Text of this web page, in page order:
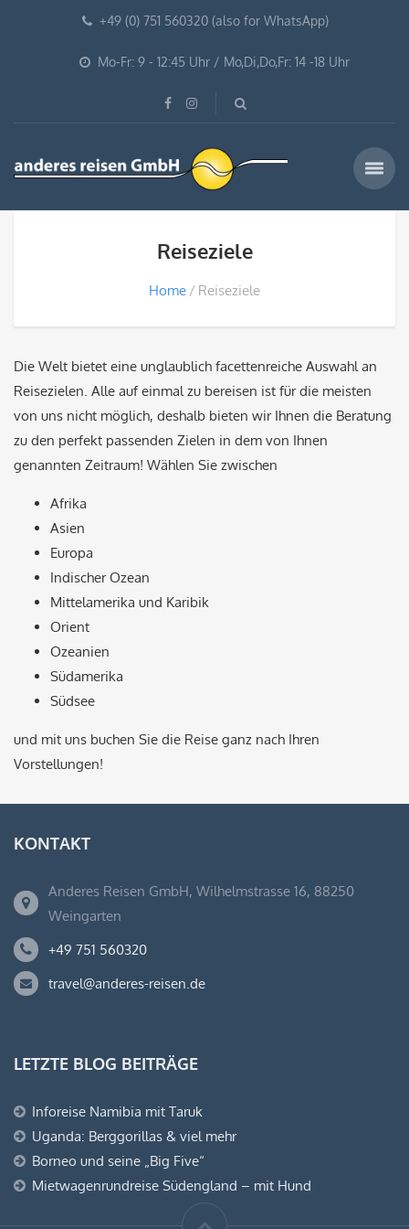
+49 (0) 751 560320 (also for WhatsApp)
Mo-Fr: 9 - 12:45 Uhr / Mo,Di,Do,Fr: 14 -18 Uhr
Reiseziele
Home Reiseziele
Die Welt bietet eine unglaublich facettenreiche Auswahl an
Reisezielen. Alle auf einmal zu bereisen ist für die meisten
von uns nicht möglich, deshalb bieten wir Ihnen die Beratung
zu den perfekt passenden Zielen in dem von Ihnen
genannten Zeitraum! Wählen Sie zwischen
Afrika
Asien
Europa
Indischer Ozean
Mittelamerika und Karibik
Orient
Ozeanien
Südamerika
Südsee
und mit uns buchen Sie die Reise ganz nach Ihren
Vorstellungen!
KONTAKT
Anderes Reisen GmbH, Wilhelmstrasse 16, 88250
Weingarten
+49 751 560320
travel@anderes-reisen.de
LETZTE BLOG BEITRÄGE
Inforeise Namibia mit Taruk
Uganda: Berggorillas & viel mehr
Borneo und seine „Big Five“
Mietwagenrundreise Südengland – mit Hund